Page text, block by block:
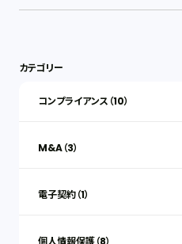
カテゴリー
コンプライアンス（10）
M&A（3）
電子契約（1）
個人情報保護（8）